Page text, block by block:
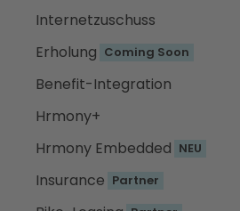
Internetzuschuss
Erholung Coming Soon
Benefit-Integration
Hrmony+
Hrmony Embedded NEU
Insurance Partner